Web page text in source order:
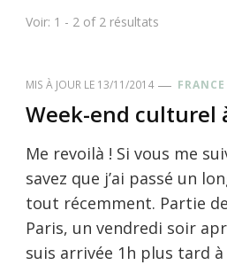
Voir: 1 - 2 of 2 résultats
MIS À JOUR LE 13/11/2014 FRANCE
Week-end culturel
Me revoilà ! Si vous me
savez que j’ai passé un
tout récemment. Partie
Paris, un vendredi soir
suis arrivée 1h plus tard à